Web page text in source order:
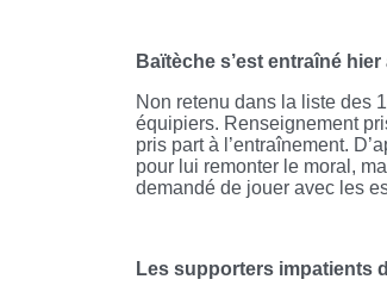
Baïtèche s’est entraîné
Non retenu dans la liste des
équipiers. Renseignement
pris part à l’entraînement.
pour lui remonter le moral,
demandé de jouer avec les
Les supporters impatients